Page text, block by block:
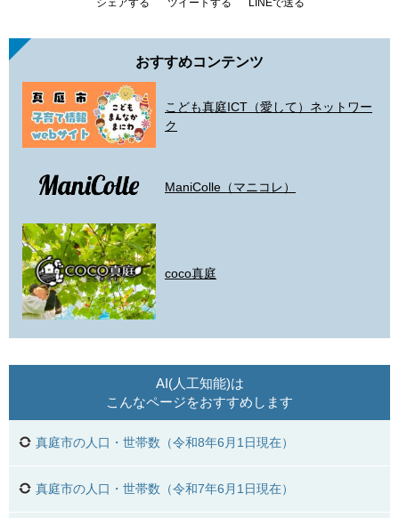
シェアする ツイートする LINEで送る
おすすめコンテンツ
こども真庭ICT（愛して）ネットワー
ク
ManiColle（マニコレ）
coco真庭
AI(人工知能)は
こんなページをおすすめします
真庭市の人口・世帯数（令和8年6月1日現在）
真庭市の人口・世帯数（令和7年6月1日現在）